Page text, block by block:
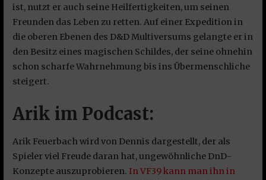
ist, nutzt er auch seine Heilfertigkeiten, um seinen
Freunden das Leben zu retten. Auf einer Expedition in
die oberen Ebenen des D&D Multiversums gelangte er in
den Besitz eines magischen Schildes, der seine ohnehin
schon scharfe Wahrnehmung bis ins Übermenschliche
steigert.
Arik im Podcast:
Arik Feuerbach wird von Dennis dargestellt, der als
Spieler viel Freude daran hat, ungewöhnliche DnD-
Konzepte auszuprobieren. In VF39 kann man ihn in